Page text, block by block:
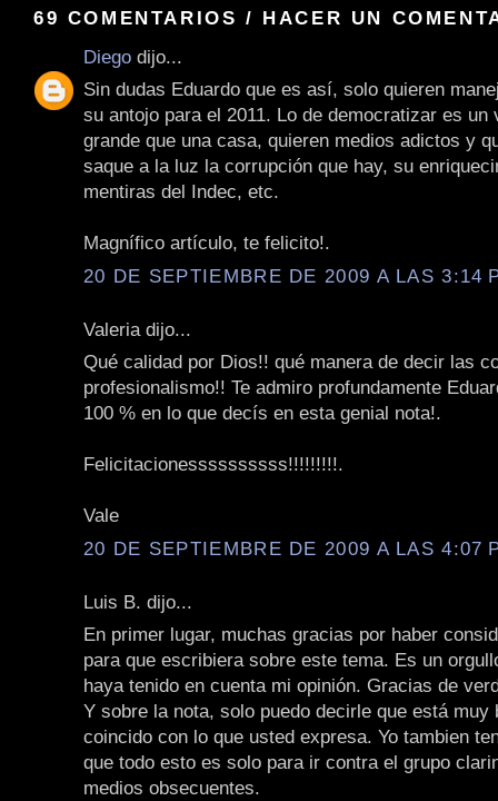
69 COMENTARIOS / HACER UN
Diego dijo...
Sin dudas Eduardo que es así, solo quieren
su antojo para el 2011. Lo de democratizar es un
grande que una casa, quieren medios adictos y
saque a la luz la corrupción que hay, su
mentiras del Indec, etc.
Magnífico artículo, te felicito!.
20 DE SEPTIEMBRE DE 2009 A LAS 3:14
Valeria dijo...
Qué calidad por Dios!! qué manera de decir las
profesionalismo!! Te admiro profundamente
100 % en lo que decís en esta genial nota!.
Felicitacionessssssssss!!!!!!!!!.
Vale
20 DE SEPTIEMBRE DE 2009 A LAS 4:07
Luis B. dijo...
En primer lugar, muchas gracias por haber
para que escribiera sobre este tema. Es un
haya tenido en cuenta mi opinión. Gracias de
Y sobre la nota, solo puedo decirle que está muy
coincido con lo que usted expresa. Yo tambien
que todo esto es solo para ir contra el grupo
medios obsecuentes.